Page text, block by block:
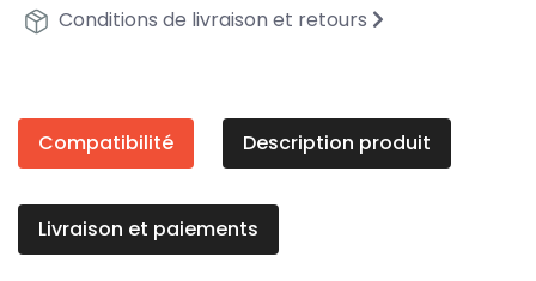
Conditions de livraison et retours
Compatibilité Description produit
Livraison et paiements